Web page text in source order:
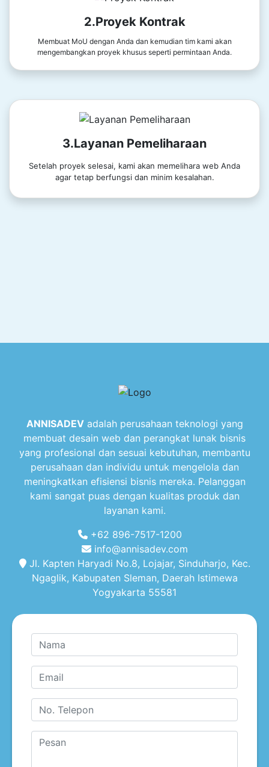
2.Proyek Kontrak
Membuat MoU dengan Anda dan kemudian tim kami akan
mengembangkan proyek khusus seperti permintaan Anda.
3.Layanan Pemeliharaan
Setelah proyek selesai, kami akan memelihara web Anda
agar tetap berfungsi dan minim kesalahan.
ANNISADEVadalah perusahaan teknologi yang
membuat desain web dan perangkat lunak bisnis
yang profesional dan sesuai kebutuhan, membantu
perusahaan dan individu untuk mengelola dan
meningkatkan efisiensi bisnis mereka. Pelanggan
kami sangat puas dengan kualitas produk dan
layanan kami.
+62 896-7517-1200
info@annisadev.com
Jl. Kapten Haryadi No.8, Lojajar, Sinduharjo, Kec.
Ngaglik, Kabupaten Sleman, Daerah Istimewa
Yogyakarta 55581